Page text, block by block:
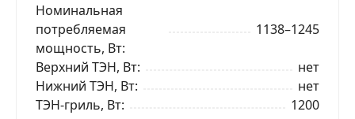
Номинальная
потребляемая
мощность, Вт
1138–1245
Верхний ТЭН, Вт
нет
Нижний ТЭН, Вт
нет
ТЭН-гриль, Вт
1200